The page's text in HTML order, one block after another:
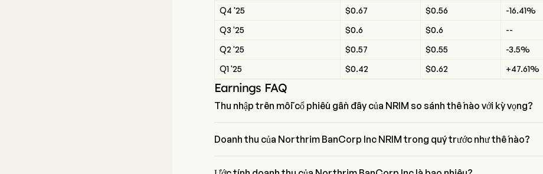
Q4 '25
$0.67 $0.56 -16.41%
Q3 '25
$0.6 $0.6 --
Q2 '25
$0.57 $0.55 -3.5%
Q1 '25
$0.42 $0.62 +47.61%
Earnings FAQ
Thu nhập trên mỗi cổ phiếu gần đây của NRIM so sánh thế nào với kỳ vọng?
phá kỳ vọng $0.62.
Doanh thu của Northrim BanCorp Inc NRIM trong quý trước như thế nào?